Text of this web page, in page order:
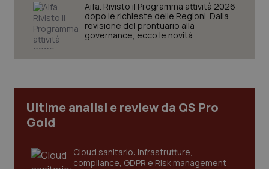
Aifa. Rivisto il Programma attività 2026
dopo le richieste delle Regioni. Dalla
revisione del prontuario alla
governance, ecco le novità
Ultime analisi e review da QS Pro
Gold
Cloud sanitario: infrastrutture,
compliance, GDPR e Risk management
Necessari Statistici Marketing
I cookie necessari contribuiscono a rendere fruibile il
sito web abilitandone funzionalità di base quali la
navigazione sulle pagine e l'accesso alle aree
protette del sito. Il sito web non è in grado di
Nome
Fornitore/Dominio
VISITOR_PRIVACY_METADATA
YouTube
.youtube.com